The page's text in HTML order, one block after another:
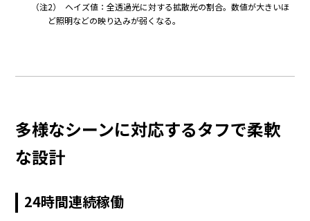
（注2）
ヘイズ値：全透過光に対する拡散光の割合。数値が大きいほ
ど照明などの映り込みが弱くなる。
多様なシーンに対応するタフで柔軟
な設計
24時間連続稼働